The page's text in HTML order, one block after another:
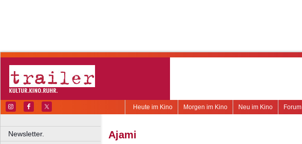
Forum
Neu im Kino
Morgen im Kino
Heute im Kino
Newsletter.
Ajami